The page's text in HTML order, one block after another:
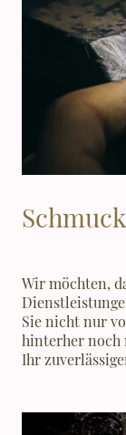
Wir möchten,
Sie nicht nur
hinterher noch
Ihr